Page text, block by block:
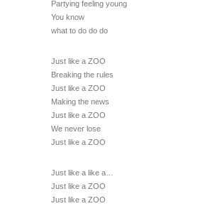
Partying feeling young
You know
what to do do do
Just like a ZOO
Breaking the rules
Just like a ZOO
Making the news
Just like a ZOO
We never lose
Just like a ZOO
Just like a like a…
Just like a ZOO
Just like a ZOO